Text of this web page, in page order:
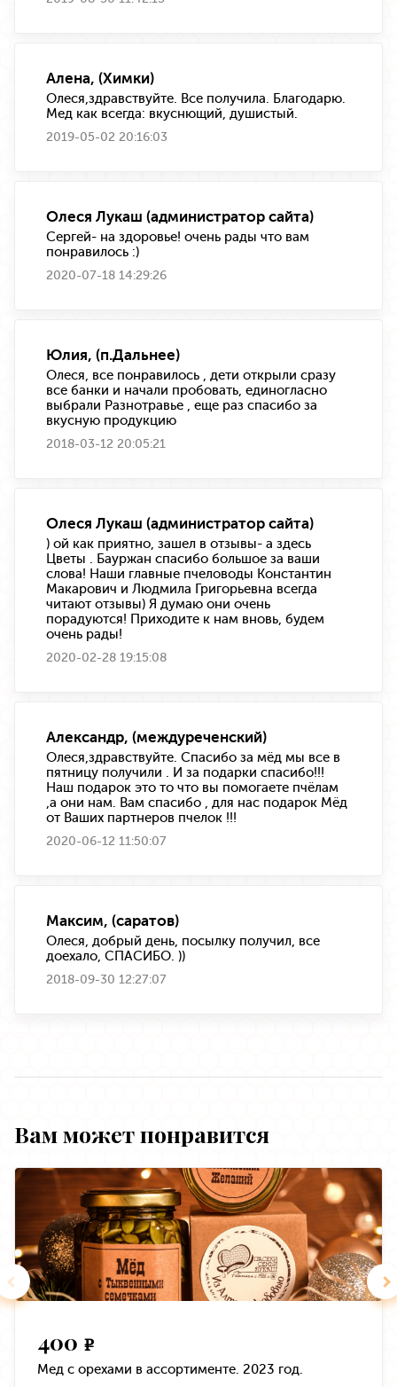
Алена, (Химки)
Олеся,здравствуйте. Все получила. Благодарю.
Мед как всегда: вкуснющий, душистый.
2019-05-02 20:16:03
Олеся Лукаш (администратор сайта)
Сергей- на здоровье! очень рады что вам
понравилось :)
2020-07-18 14:29:26
Юлия, (п.Дальнее)
Олеся, все понравилось , дети открыли сразу
все банки и начали пробовать, единогласно
выбрали Разнотравье , еще раз спасибо за
вкусную продукцию
2018-03-12 20:05:21
Олеся Лукаш (администратор сайта)
) ой как приятно, зашел в отзывы- а здесь
Цветы . Бауржан спасибо большое за ваши
слова! Наши главные пчеловоды Константин
Макарович и Людмила Григорьевна всегда
читают отзывы) Я думаю они очень
порадуются! Приходите к нам вновь, будем
очень рады!
2020-02-28 19:15:08
Александр, (междуреченский)
Олеся,здравствуйте. Спасибо за мёд мы все в
пятницу получили . И за подарки спасибо!!!
Наш подарок это то что вы помогаете пчёлам
,а они нам. Вам спасибо , для нас подарок Мёд
от Ваших партнеров пчелок !!!
2020-06-12 11:50:07
Максим, (саратов)
Олеся, добрый день, посылку получил, все
доехало, СПАСИБО. ))
2018-09-30 12:27:07
Вам может понравится
400 e
Мед с орехами в ассортименте. 2023 год.